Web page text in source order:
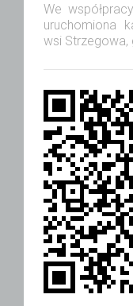
We
uruchomiona
wsi Strzegowa,